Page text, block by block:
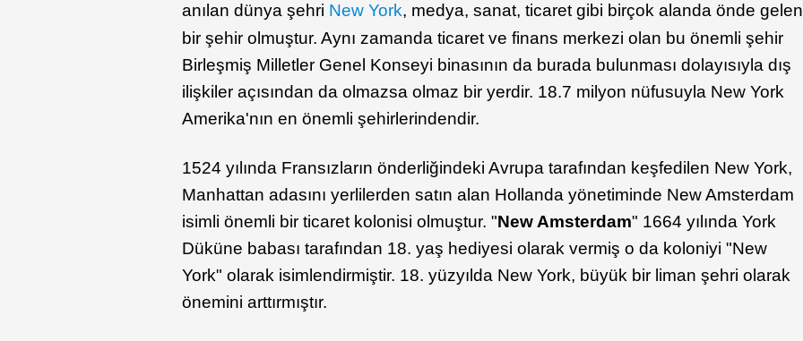
anılan dünya şehri New York, medya, sanat, ticaret gibi birçok alanda önde gelen
bir şehir olmuştur. Aynı zamanda ticaret ve finans merkezi olan bu önemli şehir
Birleşmiş Milletler Genel Konseyi binasının da burada bulunması dolayısıyla dış
ilişkiler açısından da olmazsa olmaz bir yerdir. 18.7 milyon nüfusuyla New York
Amerika'nın en önemli şehirlerindendir.
1524 yılında Fransızların önderliğindeki Avrupa tarafından keşfedilen New York,
Manhattan adasını yerlilerden satın alan Hollanda yönetiminde New Amsterdam
isimli önemli bir ticaret kolonisi olmuştur. "New Amsterdam" 1664 yılında York
Düküne babası tarafından 18. yaş hediyesi olarak vermiş o da koloniyi "New
York" olarak isimlendirmiştir. 18. yüzyılda New York, büyük bir liman şehri olarak
önemini arttırmıştır.